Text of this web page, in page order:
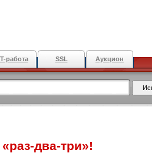
работа SSL Аукцион
«раз-два-три»!